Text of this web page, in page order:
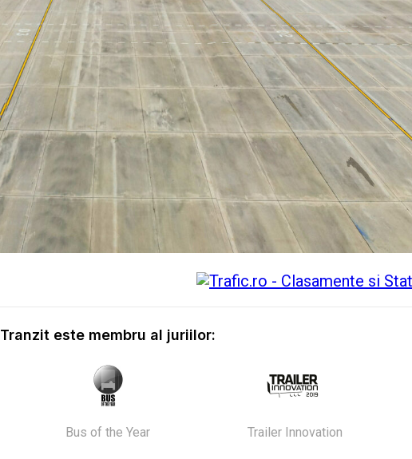
Tranzit este membru al juriilor:
Bus of the Year Trailer Innovation